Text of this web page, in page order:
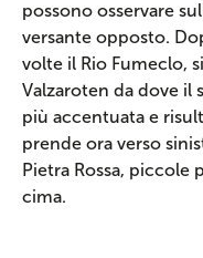
possono osservare
versante opposto.
volte il Rio Fumeclo,
Valzaroten da dove il
più accentuata e
prende ora verso
Pietra Rossa, piccole
cima.